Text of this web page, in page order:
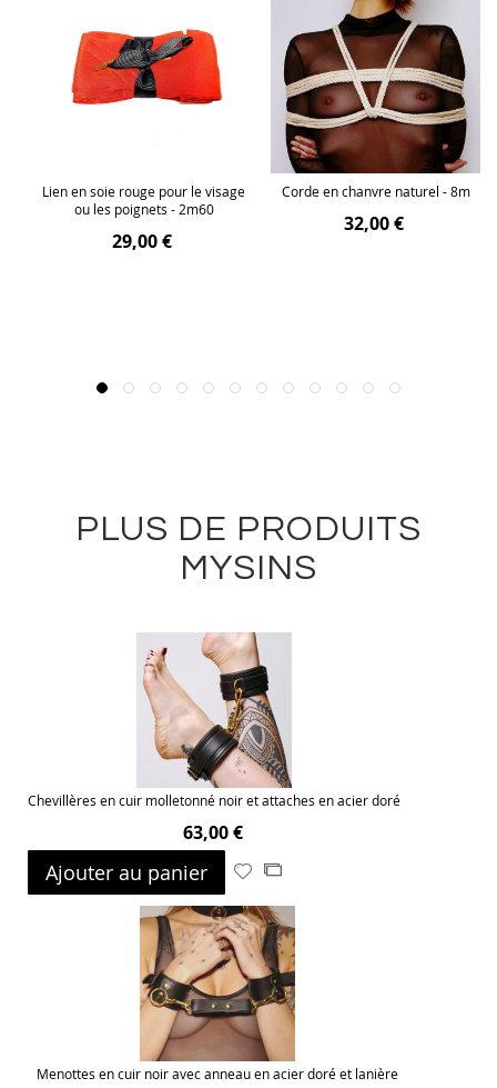
Lien en soie rouge pour le visage
ou les poignets - 2m60
29,00 €
Corde en chanvre naturel - 8m
32,00 €
PLUS DE PRODUITS
MYSINS
Chevillères en cuir molletonné noir et attaches en acier doré
63,00 €
Ajouter au panier
Ajouter
ma
liste
d’envie
Ajouter
Menottes en cuir noir avec anneau en acier doré et lanière